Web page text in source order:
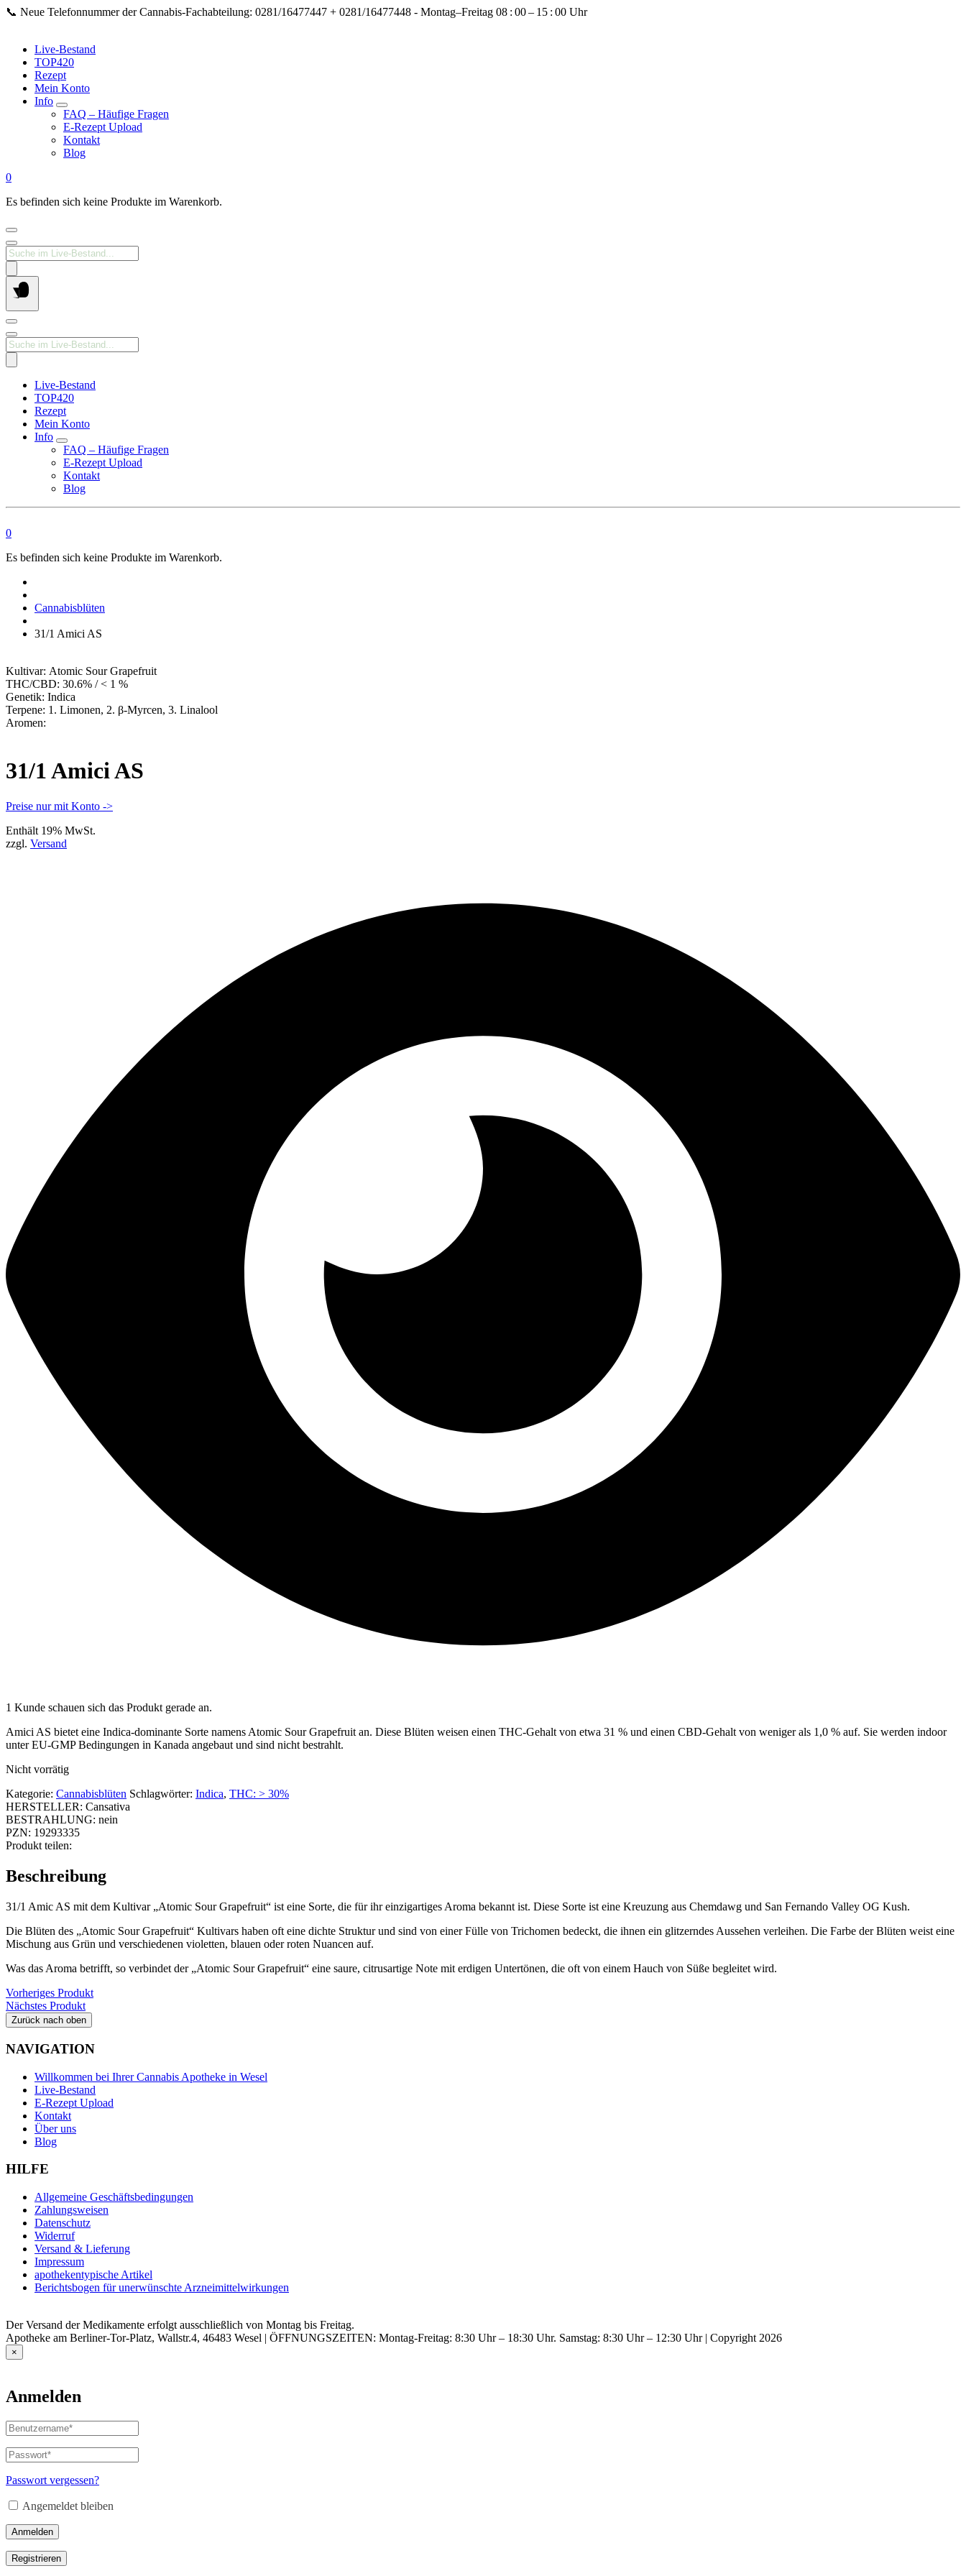
Springe
📞 Neue Telefonnummer der Cannabis‑Fachabteilung: 0281/16477447 + 0281/16477448 - Montag–Freitag 08 : 00 – 15 : 00 Uhr
Live-Bestand
TOP420
Rezept
Mein Konto
Info
FAQ – Häufige Fragen
E-Rezept Upload
Kontakt
Blog
0
Es befinden sich keine Produkte im Warenkorb.
Products
search
Products
search
Live-Bestand
TOP420
Rezept
Mein Konto
Info
FAQ – Häufige Fragen
E-Rezept Upload
Kontakt
Blog
0
Es befinden sich keine Produkte im Warenkorb.
Apotheke
Cannabisblüten
31/1 Amici AS
Kultivar: Atomic Sour Grapefruit
THC/CBD: 30.6% / < 1 %
Genetik: Indica
Terpene: 1. Limonen, 2. β-Myrcen, 3. Linalool
Aromen:
31/1 Amici AS
Preise nur mit Konto ->
Enthält 19% MwSt.
zzgl. Versand
1 Kunde schauen sich das Produkt gerade an.
Amici AS bietet eine Indica-dominante Sorte namens Atomic Sour Grapefruit an. Diese Blüten weisen einen THC-Gehalt von etwa 31 % und einen CBD-Gehalt von weniger als 1,0 % auf. Sie werden indoor
unter EU-GMP Bedingungen in Kanada angebaut und sind nicht bestrahlt.
Nicht vorrätig
Kategorie: Cannabisblüten Schlagwörter: Indica, THC: > 30%
HERSTELLER: Cansativa
BESTRAHLUNG: nein
PZN: 19293335
Produkt teilen:
Beschreibung
31/1 Amic AS mit dem Kultivar „Atomic Sour Grapefruit“ ist eine Sorte, die für ihr einzigartiges Aroma bekannt ist. Diese Sorte ist eine Kreuzung aus Chemdawg und San Fernando Valley OG Kush.
Die Blüten des „Atomic Sour Grapefruit“ Kultivars haben oft eine dichte Struktur und sind von einer Fülle von Trichomen bedeckt, die ihnen ein glitzerndes Aussehen verleihen. Die Farbe der Blüten weist eine
Mischung aus Grün und verschiedenen violetten, blauen oder roten Nuancen auf.
Was das Aroma betrifft, so verbindet der „Atomic Sour Grapefruit“ eine saure, citrusartige Note mit erdigen Untertönen, die oft von einem Hauch von Süße begleitet wird.
Vorheriges Produkt
Nächstes Produkt
Zurück nach oben
NAVIGATION
Willkommen bei Ihrer Cannabis Apotheke in Wesel
Live-Bestand
E-Rezept Upload
Kontakt
Über uns
Blog
HILFE
Allgemeine Geschäftsbedingungen
Zahlungsweisen
Datenschutz
Widerruf
Versand & Lieferung
Impressum
apothekentypische Artikel
Berichtsbogen für unerwünschte Arzneimittelwirkungen
Der Versand der Medikamente erfolgt ausschließlich von Montag bis Freitag.
Apotheke am Berliner-Tor-Platz, Wallstr.4, 46483 Wesel | ÖFFNUNGSZEITEN: Montag-Freitag: 8:30 Uhr – 18:30 Uhr. Samstag: 8:30 Uhr – 12:30 Uhr | Copyright 2026
×
Anmelden
Benutzername
oder
E-
Mail-
Adresse*
Passwort*
Erforderlich
Passwort vergessen?
Angemeldet bleiben
Anmelden
Registrieren